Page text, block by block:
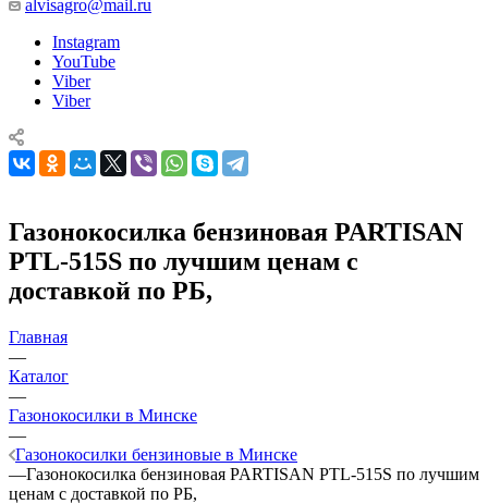
alvisagro@mail.ru
Instagram
YouTube
Viber
Viber
Газонокосилка бензиновая PARTISAN
PTL-515S по лучшим ценам с
доставкой по РБ,
Главная
—
Каталог
—
Газонокосилки в Минске
—
Газонокосилки бензиновые в Минске
—Газонокосилка бензиновая PARTISAN PTL-515S по лучшим
ценам с доставкой по РБ,